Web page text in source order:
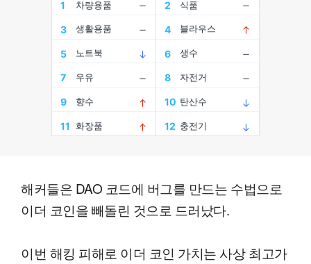
해커들은 DAO 코드에 버그를 만드는 수법으로
이더 코인을 빼돌린 것으로 드러났다.
이번 해킹 피해로 이더 코인 가치는 사상 최고가